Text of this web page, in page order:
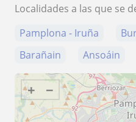
Localidades a las que se
Pamplona - Iruña
Barañain
Ansoáin
+ −